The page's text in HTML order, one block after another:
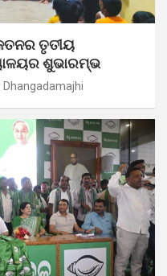
ତୃତୀୟ
ଶୁଭାରମ୍ଭ
Dhangadamajhi